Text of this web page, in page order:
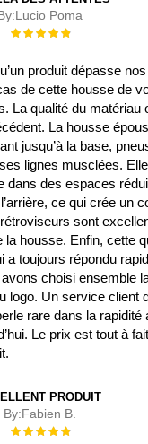
Lucio Poma
Évaluation :
produit dépasse
de cette housse de
La qualité du matériau
La housse
jusqu’à la base,
lignes musclées.
dans des espaces
ce qui crée un
sont
la housse. Enfin, cette
a toujours répondu
choisi ensemble
logo. Un service client
rare dans la
Le prix est tout à
PRODUIT
By:Fabien B.
Évaluation :